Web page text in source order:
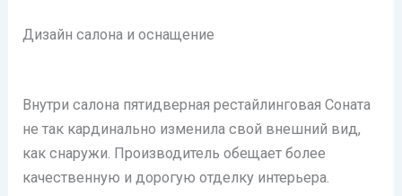
Дизайн салона и оснащение
Внутри салона пятидверная рестайлинговая Соната
не так кардинально изменила свой внешний вид,
как снаружи. Производитель обещает более
качественную и дорогую отделку интерьера.